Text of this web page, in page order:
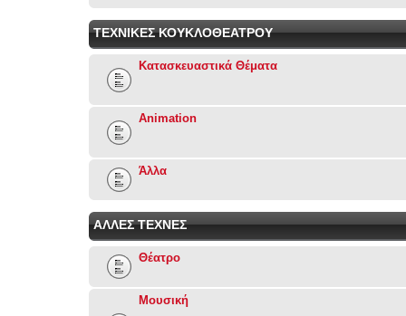
ΤΕΧΝΙΚΕΣ ΚΟΥΚΛΟΘΕΑΤΡΟΥ
Κατασκευαστικά Θέματα
Animation
Άλλα
ΑΛΛΕΣ ΤΕΧΝΕΣ
Θέατρο
Μουσική